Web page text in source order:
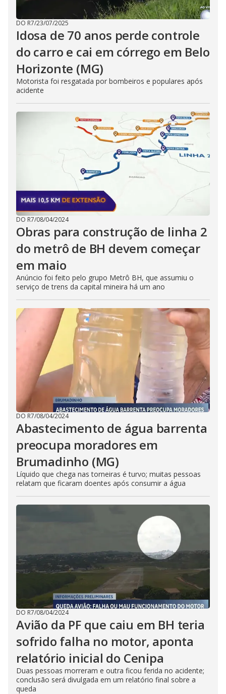
DO R7/23/07/2025
Idosa de 70 anos perde controle
do carro e cai em córrego em Belo
Horizonte (MG)
Motorista foi resgatada por bombeiros e populares após
acidente
DO R7/08/04/2024
Obras para construção de linha 2
do metrô de BH devem começar
em maio
Anúncio foi feito pelo grupo Metrô BH, que assumiu o
serviço de trens da capital mineira há um ano
DO R7/08/04/2024
Abastecimento de água barrenta
preocupa moradores em
Brumadinho (MG)
Líquido que chega nas torneiras é turvo; muitas pessoas
relatam que ficaram doentes após consumir a água
DO R7/08/04/2024
Avião da PF que caiu em BH teria
sofrido falha no motor, aponta
relatório inicial do Cenipa
Duas pessoas morreram e outra ficou ferida no acidente;
conclusão será divulgada em um relatório final sobre a
queda